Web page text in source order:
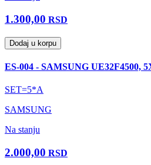
1.300,00 RSD
Dodaj u korpu
ES-004 - SAMSUNG UE32F4500,
SET=5*A
SAMSUNG
Na stanju
2.000,00 RSD